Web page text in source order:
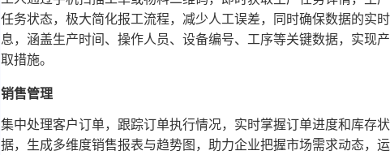
任务状态，极大简化报工流程，减少人工误差，同时确保数据的实
息，涵盖生产时间、操作人员、设备编号、工序等关键数据，实现
取措施。
销售管理
集中处理客户订单，跟踪订单执行情况，实时掌握订单进度和库存
据，生成多维度销售报表与趋势图，助力企业把握市场需求动态，